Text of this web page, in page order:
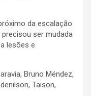
da escalação
ser mudada
lesões e
Bruno Méndez,
Taison,